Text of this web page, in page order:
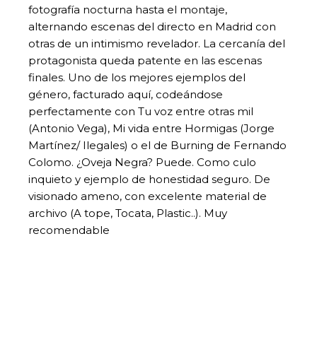
fotografía nocturna hasta el montaje,
alternando escenas del directo en Madrid con
otras de un intimismo revelador. La cercanía del
protagonista queda patente en las escenas
finales. Uno de los mejores ejemplos del
género, facturado aquí, codeándose
perfectamente con Tu voz entre otras mil
(Antonio Vega), Mi vida entre Hormigas (Jorge
Martínez/ Ilegales) o el de Burning de Fernando
Colomo. ¿Oveja Negra? Puede. Como culo
inquieto y ejemplo de honestidad seguro. De
visionado ameno, con excelente material de
archivo (A tope, Tocata, Plastic..). Muy
recomendable